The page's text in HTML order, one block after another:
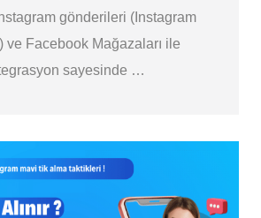
gönderileri (Instagram
ve Facebook Mağazaları ile
sayesinde …